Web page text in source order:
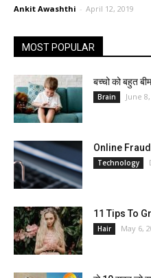
Ankit Awashthi - April 12, 2019
MOST POPULAR
बच्चो को बहुत
Brain June
Online
Technology
11 Tips To
Hair May 6,